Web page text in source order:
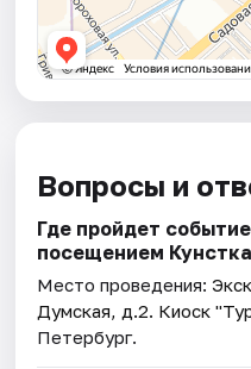
Вопросы и
Где пройдет
посещением
Место проведения:
Думская, д.2. Киоск
Петербург.